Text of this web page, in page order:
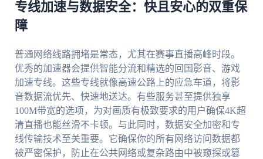
专线加速与数据安全：快且安心的双重保
障
普通网络线路拥堵是常态，尤其在赛事直播高峰时段。
优秀的加速器会提供智能分流和精选的回国影音、游戏
加速专线。这些专线就像高速公路上的应急车道，将影
音数据流优先、快速地送达。有些服务甚至提供独享
100M带宽的选项，为对画质有极致要求的用户确保4K超
清直播也能丝滑不卡顿。与此同时，数据安全加密和专
线传输技术至关重要。它确保你的所有网络访问数据都
被严密保护，防止在公共网络或复杂路由中被窥探或篡